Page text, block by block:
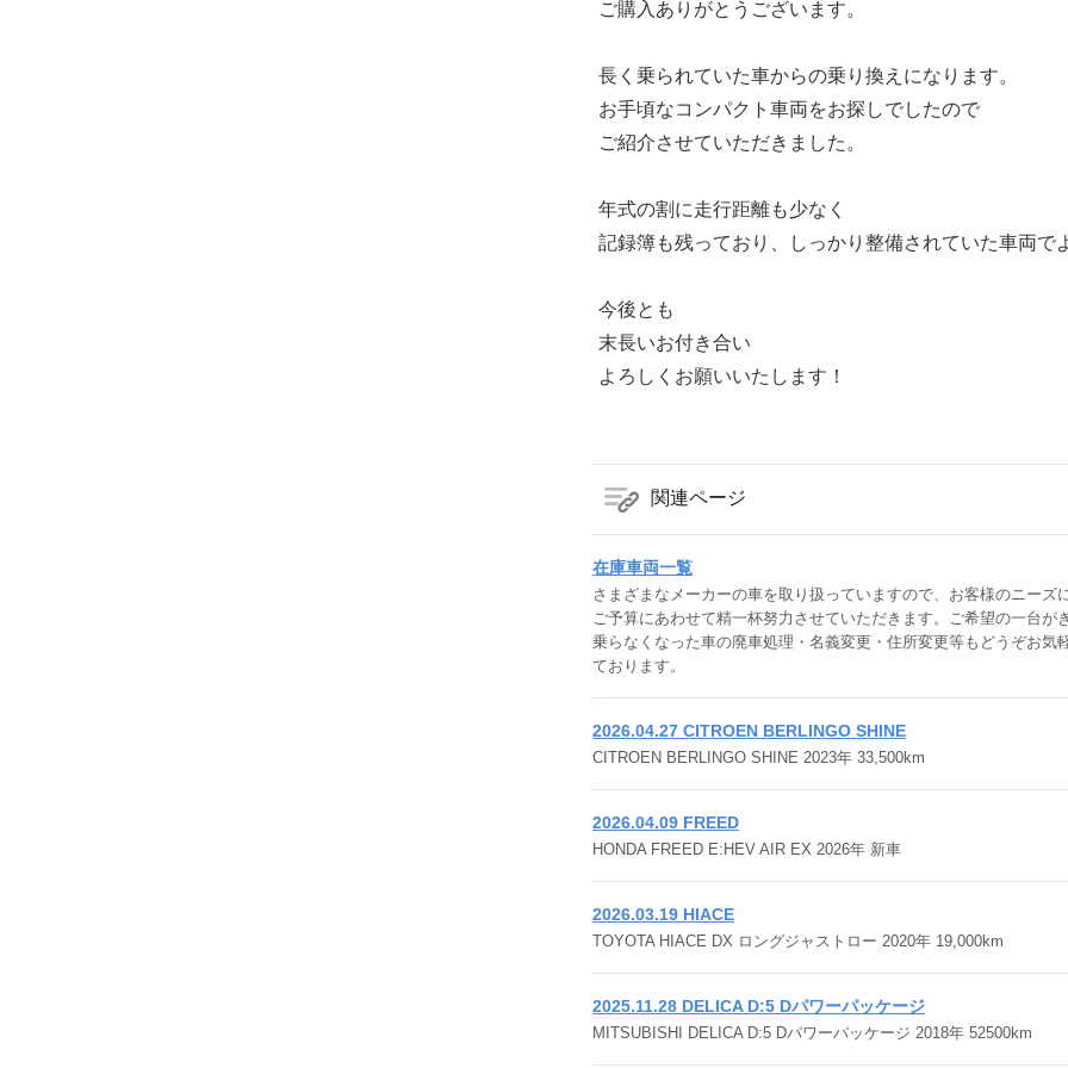
ご購入ありがとうございます。
長く乗られていた車からの乗り換えになります。
お手頃なコンパクト車両をお探しでしたので
ご紹介させていただきました。
年式の割に走行距離も少なく
記録簿も残っており、しっかり整備されていた車両で
今後とも
末長いお付き合い
よろしくお願いいたします！
関連ページ
在庫車両一覧
さまざまなメーカーの車を取り扱っていますので、お客様のニーズ
ご予算にあわせて精一杯努力させていただきます。ご希望の一台が
乗らなくなった車の廃車処理・名義変更・住所変更等もどうぞお気
ております。
2026.04.27 CITROEN BERLINGO SHINE
CITROEN BERLINGO SHINE 2023年 33,500km
2026.04.09 FREED
HONDA FREED E:HEV AIR EX 2026年 新車
2026.03.19 HIACE
TOYOTA HIACE DX ロングジャストロー 2020年 19,000km
2025.11.28 DELICA D:5 Dパワーパッケージ
MITSUBISHI DELICA D:5 Dパワーパッケージ 2018年 52500km